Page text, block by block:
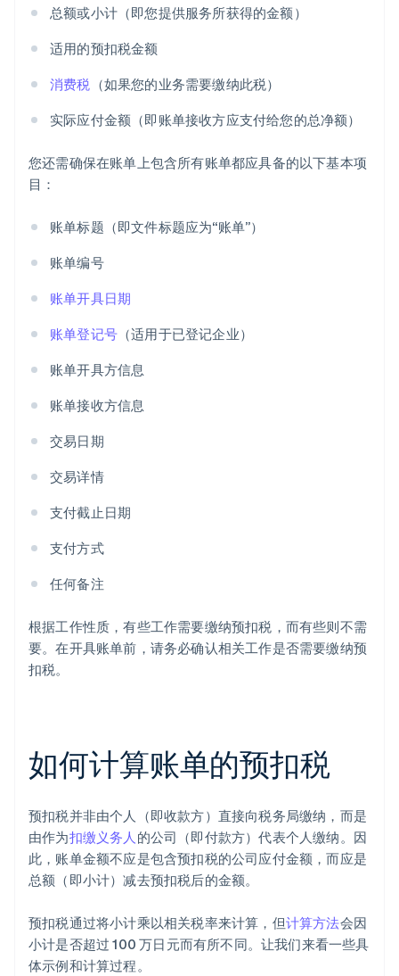
总额或小计（即您提供服务所获得的金额）
适用的预扣税金额
消费税 （如果您的业务需要缴纳此税）
实际应付金额（即账单接收方应支付给您的总净额）
您还需确保在账单上包含所有账单都应具备的以下基本项
目：
账单标题（即文件标题应为“账单”）
账单编号
账单开具日期
账单登记号 （适用于已登记企业）
账单开具方信息
账单接收方信息
交易日期
交易详情
支付截止日期
支付方式
任何备注
根据工作性质，有些工作需要缴纳预扣税，而有些则不需
要。在开具账单前，请务必确认相关工作是否需要缴纳预
扣税。
如何计算账单的预扣税
预扣税并非由个人（即收款方）直接向税务局缴纳，而是
由作为扣缴义务人 的公司（即付款方）代表个人缴纳。因
此，账单金额不应是包含预扣税的公司应付金额，而应是
总额（即小计）减去预扣税后的金额。
预扣税通过将小计乘以相关税率来计算，但计算方法会因
小计是否超过 100 万日元而有所不同。让我们来看一些具
体示例和计算过程。